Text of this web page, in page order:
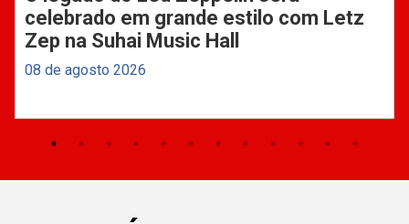
celebrado em grande estilo com Letz
Zep na Suhai Music Hall
08 de agosto 2026